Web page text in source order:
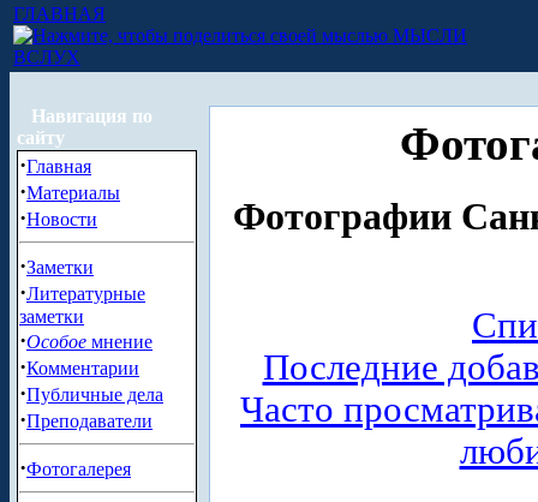
ГЛАВНАЯ
МЫСЛИ
ВСЛУХ
Навигация по
сайту
·Главная
·Материалы
·Новости
·Заметки
·Литературные
заметки
·Особое мнение
·Комментарии
·Публичные дела
·Преподаватели
·Фотогалерея
Фотографии
Последние
Часто